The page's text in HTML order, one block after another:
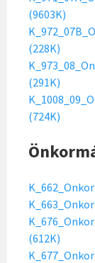
(9603K)
(228K)
(291K)
(724K)
(612K)